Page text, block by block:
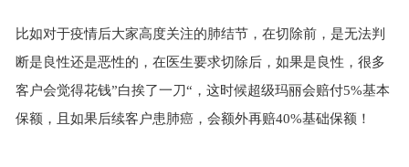
比如对于疫情后大家高度关注的肺结节，在切除前，是无法判
断是良性还是恶性的，在医生要求切除后，如果是良性，很多
客户会觉得花钱”白挨了一刀“，这时候超级玛丽会赔付5%基本
保额，且如果后续客户患肺癌，会额外再赔40%基础保额！